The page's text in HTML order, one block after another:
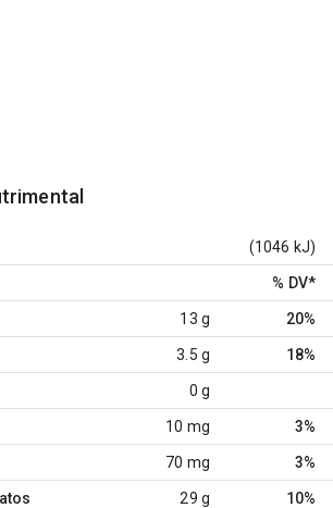
(1046 kJ)
% DV*
13 g 20%
3.5 g 18%
0 g
10 mg 3%
70 mg 3%
29 g 10%